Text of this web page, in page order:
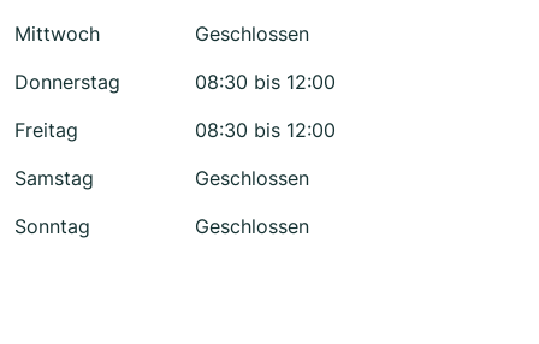
Mittwoch
Geschlossen
Donnerstag
08:30 bis 12:00
Freitag
08:30 bis 12:00
Samstag
Geschlossen
Sonntag
Geschlossen